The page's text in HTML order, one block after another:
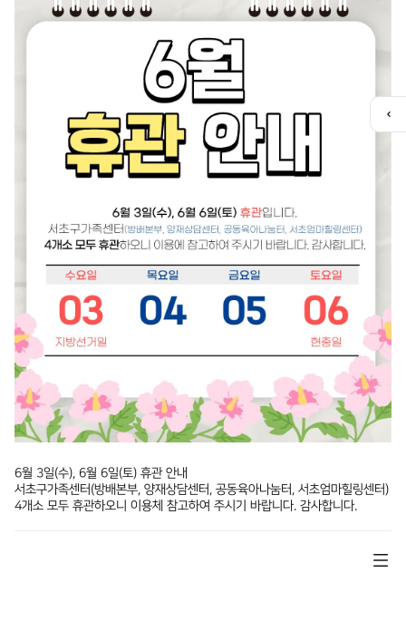
6월 3일(수), 6월 6일(토) 휴관 안내
서초구가족센터(방배본부, 양재상담센터, 공동육아나눔터, 서초엄마힐링센터)
4개소 모두 휴관하오니 이용체 참고하여 주시기 바랍니다. 감사합니다.
퀵
메